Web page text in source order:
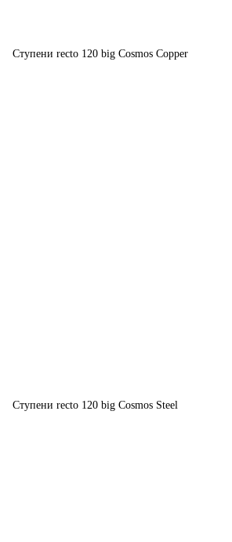
Ступени recto 120 big Cosmos Copper
Ступени recto 120 big Cosmos Steel